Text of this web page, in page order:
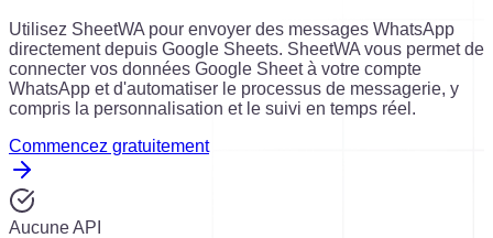
Utilisez SheetWA pour envoyer des messages WhatsApp
directement depuis Google Sheets. SheetWA vous permet de
connecter vos données Google Sheet à votre compte
WhatsApp et d'automatiser le processus de messagerie, y
compris la personnalisation et le suivi en temps réel.
Commencez gratuitement
Aucune API